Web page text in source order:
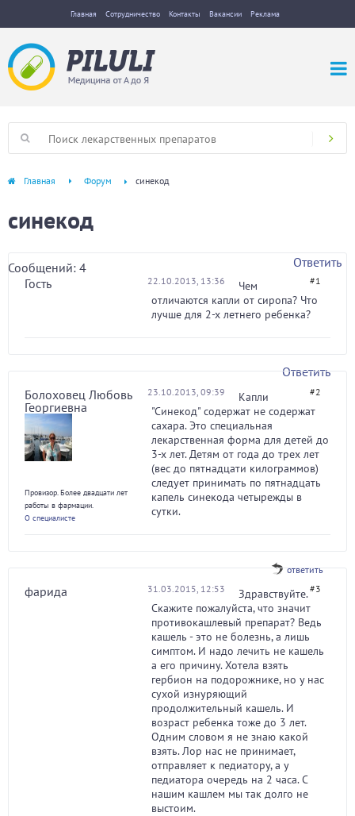
Главная Сотрудничество Контакты Вакансии Реклама
Главная Форум синекод
синекод
Сообщений: 4
Ответить
Гость
22.10.2013, 13:36 #1
Чем
отличаются капли от сиропа? Что
лучше для 2-х летнего ребенка?
Ответить
Болоховец Любовь
Георгиевна
Провизор. Более двадцати лет
работы в фармации.
О специалисте
23.10.2013, 09:39 #2
Капли
"Синекод" содержат не содержат
сахара. Это специальная
лекарственная форма для детей до
3-х лет. Детям от года до трех лет
(вес до пятнадцати килограммов)
следует принимать по пятнадцать
капель синекода четырежды в
сутки.
ответить
фарида 31.03.2015, 12:53 #3
Здравствуйте.
Скажите пожалуйста, что значит
противокашлевый препарат? Ведь
кашель - это не болезнь, а лишь
симптом. И надо лечить не кашель
а его причину. Хотела взять
гербион на подорожнике, но у нас
сухой изнуряющий
продолжительный кашель. И
возраст ребенка тоже до 3 лет.
Одним словом я не знаю какой
взять. Лор нас не принимает,
отправляет к педиатору, а у
педиатора очередь на 2 часа. С
нашим кашлем мы так долго не
выстоим.